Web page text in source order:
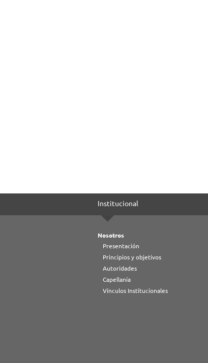
Institucional
Nosotros
Presentación
Principios y objetivos
Autoridades
Capellanía
Vínculos Institucionales